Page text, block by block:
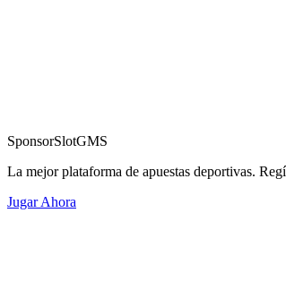
SponsorSlotGMS
La mejor plataforma de apuestas deportivas.
Jugar Ahora